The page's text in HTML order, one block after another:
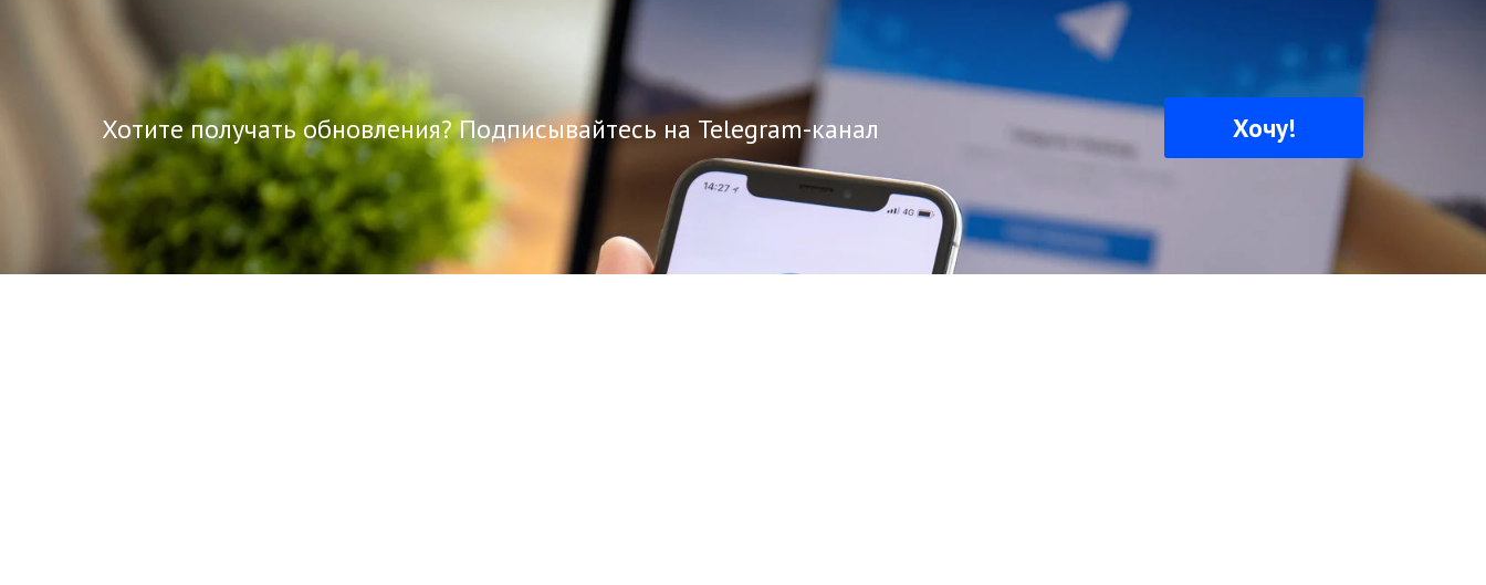
Хотите получать обновления? Подписывайтесь на Telegram-канал Хочу!